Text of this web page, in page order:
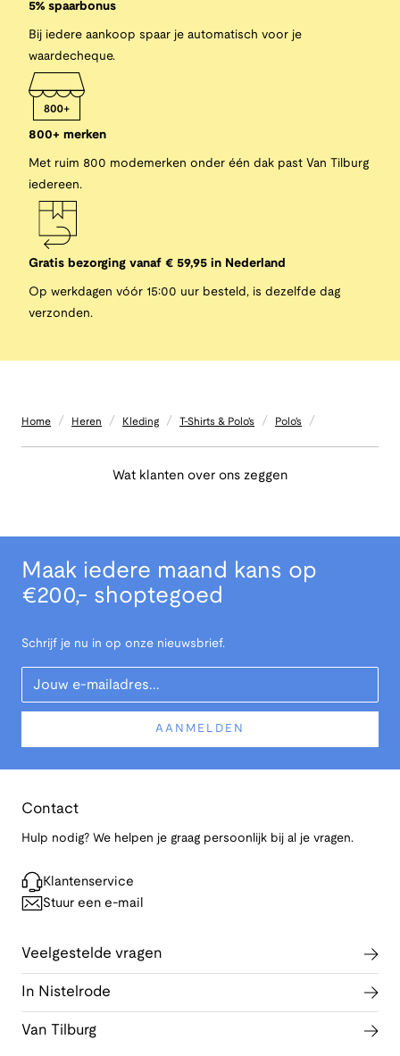
5% spaarbonus
Bij iedere aankoop spaar je automatisch voor je
waardecheque.
800+ merken
Met ruim 800 modemerken onder één dak past Van Tilburg
iedereen.
Gratis bezorging vanaf € 59,95 in Nederland
Op werkdagen vóór 15:00 uur besteld, is dezelfde dag
verzonden.
Home / Heren / Kleding / T-Shirts & Polo's / Polo's /
Wat klanten over ons zeggen
Maak iedere maand kans op
€200,- shoptegoed
Schrijf je nu in op onze nieuwsbrief.
Your Email
AANMELDEN
Contact
Hulp nodig? We helpen je graag persoonlijk bij al je vragen.
Klantenservice
Stuur een e-mail
Veelgestelde vragen
In Nistelrode
Van Tilburg